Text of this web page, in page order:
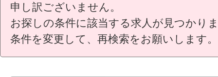
申し訳ございません。
お探しの条件に該当する求人が見つかり
条件を変更して、再検索をお願いします。